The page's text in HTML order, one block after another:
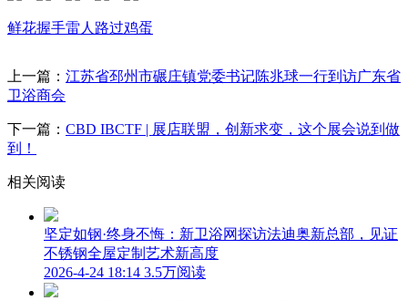
鲜花握手雷人 路过鸡蛋
上一篇： 江苏省邳州市碾庄镇党委书记陈兆球一行到访广东省
卫浴商会
下一篇： CBD IBCTF | 展店联盟，创新求变，这个展会说到做
到！
相关阅读
坚定如钢·终身不悔：新卫浴网探访法迪奥新总部，见证
不锈钢全屋定制艺术新高度
2026-4-24 18:14 3.5万阅读